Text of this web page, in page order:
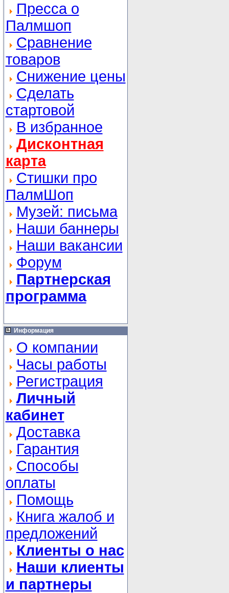
Пресса о
Палмшоп
Сравнение
товаров
Снижение цены
Сделать
стартовой
В избранное
Дисконтная
карта
Стишки про
ПалмШоп
Музей: письма
Наши баннеры
Наши вакансии
Форум
Партнерская
программа
Информация
О компании
Часы работы
Регистрация
Личный
кабинет
Доставка
Гарантия
Способы
оплаты
Помощь
Книга жалоб и
предложений
Клиенты о нас
Наши клиенты
и партнеры